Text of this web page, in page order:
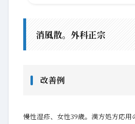
消風散。外科正宗
改善例
慢性湿疹、女性39歳。漢方処方応用